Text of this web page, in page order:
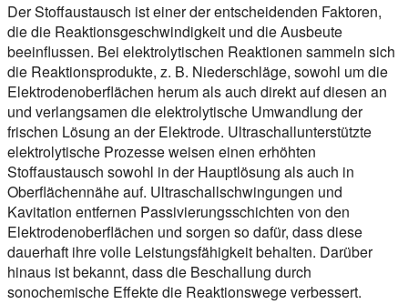
Der Stoffaustausch ist einer der entscheidenden Faktoren,
die die Reaktionsgeschwindigkeit und die Ausbeute
beeinflussen. Bei elektrolytischen Reaktionen sammeln sich
die Reaktionsprodukte, z. B. Niederschläge, sowohl um die
Elektrodenoberflächen herum als auch direkt auf diesen an
und verlangsamen die elektrolytische Umwandlung der
frischen Lösung an der Elektrode. Ultraschallunterstützte
elektrolytische Prozesse weisen einen erhöhten
Stoffaustausch sowohl in der Hauptlösung als auch in
Oberflächennähe auf. Ultraschallschwingungen und
Kavitation entfernen Passivierungsschichten von den
Elektrodenoberflächen und sorgen so dafür, dass diese
dauerhaft ihre volle Leistungsfähigkeit behalten. Darüber
hinaus ist bekannt, dass die Beschallung durch
sonochemische Effekte die Reaktionswege verbessert.